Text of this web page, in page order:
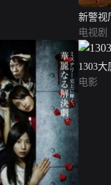
新警视
电视剧
1303大
电影